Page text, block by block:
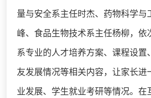
量与安全系主任时杰、药物科学与
峰、食品生物技术系主任杨柳，依
系专业的人才培养方案、课程设置
友发展情况等相关内容，让家长进
业发展、学生就业考研等情况。在